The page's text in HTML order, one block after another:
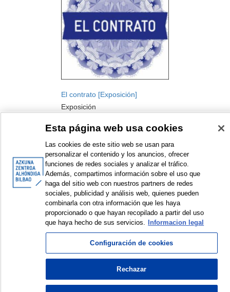
El contrato [Exposición]
Exposición
< Elementos mostrados: 1 a 1 de 1 >
© Azkuna Zentroa - Alhóndiga Bilbao
Esta página web usa cookies
Las cookies de este sitio web se usan para
personalizar el contenido y los anuncios, ofrecer
funciones de redes sociales y analizar el tráfico.
Además, compartimos información sobre el uso que
haga del sitio web con nuestros partners de redes
sociales, publicidad y análisis web, quienes pueden
combinarla con otra información que les haya
proporcionado o que hayan recopilado a partir del uso
que haya hecho de sus servicios.
Informacion legal
Configuración de cookies
Rechazar